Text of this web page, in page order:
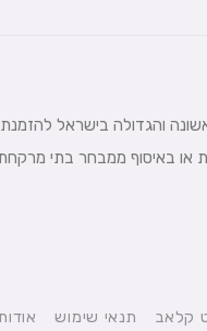
והגדולה בישראל להזמנת
או באיסוף ממבחר בתי
קלאב תנאי שימוש